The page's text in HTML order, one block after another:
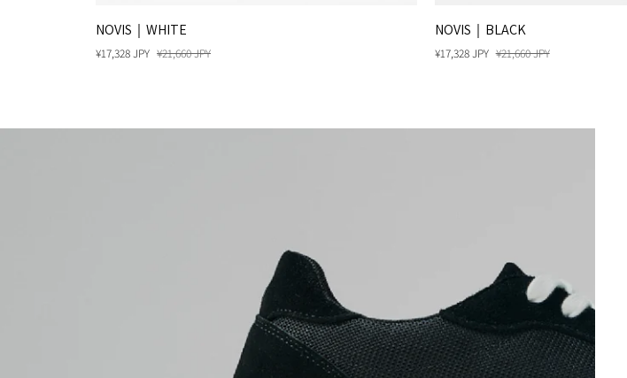
NOVIS
WHITE
NOVIS｜WHITE
¥17,328 JPY ¥21,660 JPY
NOVIS
BLACK
NOVIS｜BLACK
¥17,328 JPY ¥21,660 JPY